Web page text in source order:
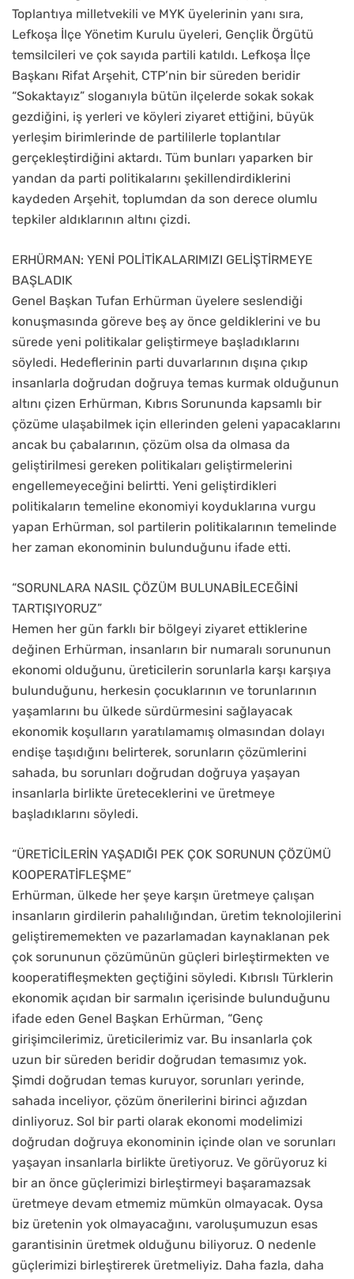
Toplantıya milletvekili ve MYK üyelerinin yanı sıra,
Lefkoşa İlçe Yönetim Kurulu üyeleri, Gençlik Örgütü
temsilcileri ve çok sayıda partili katıldı. Lefkoşa İlçe
Başkanı Rifat Arşehit, CTP’nin bir süreden beridir
“Sokaktayız” sloganıyla bütün ilçelerde sokak sokak
gezdiğini, iş yerleri ve köyleri ziyaret ettiğini, büyük
yerleşim birimlerinde de partililerle toplantılar
gerçekleştirdiğini aktardı. Tüm bunları yaparken bir
yandan da parti politikalarını şekillendirdiklerini
kaydeden Arşehit, toplumdan da son derece olumlu
tepkiler aldıklarının altını çizdi.
ERHÜRMAN: YENİ POLİTİKALARIMIZI GELİŞTİRMEYE
BAŞLADIK
Genel Başkan Tufan Erhürman üyelere seslendiği
konuşmasında göreve beş ay önce geldiklerini ve bu
sürede yeni politikalar geliştirmeye başladıklarını
söyledi. Hedeflerinin parti duvarlarının dışına çıkıp
insanlarla doğrudan doğruya temas kurmak olduğunun
altını çizen Erhürman, Kıbrıs Sorununda kapsamlı bir
çözüme ulaşabilmek için ellerinden geleni yapacaklarını
ancak bu çabalarının, çözüm olsa da olmasa da
geliştirilmesi gereken politikaları geliştirmelerini
engellemeyeceğini belirtti. Yeni geliştirdikleri
politikaların temeline ekonomiyi koyduklarına vurgu
yapan Erhürman, sol partilerin politikalarının temelinde
her zaman ekonominin bulunduğunu ifade etti.
“SORUNLARA NASIL ÇÖZÜM BULUNABİLECEĞİNİ
TARTIŞIYORUZ”
Hemen her gün farklı bir bölgeyi ziyaret ettiklerine
değinen Erhürman, insanların bir numaralı sorununun
ekonomi olduğunu, üreticilerin sorunlarla karşı karşıya
bulunduğunu, herkesin çocuklarının ve torunlarının
yaşamlarını bu ülkede sürdürmesini sağlayacak
ekonomik koşulların yaratılamamış olmasından dolayı
endişe taşıdığını belirterek, sorunların çözümlerini
sahada, bu sorunları doğrudan doğruya yaşayan
insanlarla birlikte üreteceklerini ve üretmeye
başladıklarını söyledi.
“ÜRETİCİLERİN YAŞADIĞI PEK ÇOK SORUNUN ÇÖZÜMÜ
KOOPERATİFLEŞME”
Erhürman, ülkede her şeye karşın üretmeye çalışan
insanların girdilerin pahalılığından, üretim teknolojilerini
geliştirememekten ve pazarlamadan kaynaklanan pek
çok sorununun çözümünün güçleri birleştirmekten ve
kooperatifleşmekten geçtiğini söyledi. Kıbrıslı Türklerin
ekonomik açıdan bir sarmalın içerisinde bulunduğunu
ifade eden Genel Başkan Erhürman, “Genç
girişimcilerimiz, üreticilerimiz var. Bu insanlarla çok
uzun bir süreden beridir doğrudan temasımız yok.
Şimdi doğrudan temas kuruyor, sorunları yerinde,
sahada inceliyor, çözüm önerilerini birinci ağızdan
dinliyoruz. Sol bir parti olarak ekonomi modelimizi
doğrudan doğruya ekonominin içinde olan ve sorunları
yaşayan insanlarla birlikte üretiyoruz. Ve görüyoruz ki
bir an önce güçlerimizi birleştirmeyi başaramazsak
üretmeye devam etmemiz mümkün olmayacak. Oysa
biz üretenin yok olmayacağını, varoluşumuzun esas
garantisinin üretmek olduğunu biliyoruz. O nedenle
güçlerimizi birleştirerek üretmeliyiz. Daha fazla, daha